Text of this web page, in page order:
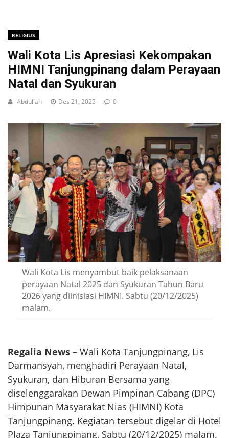
RELIGIUS
Wali Kota Lis Apresiasi Kekompakan
HIMNI Tanjungpinang dalam Perayaan
Natal dan Syukuran
Abdullah Des 21, 2025 0
Wali Kota Lis menyambut baik pelaksanaan
perayaan Natal 2025 dan Syukuran Tahun Baru
2026 yang diinisiasi HIMNI. Sabtu (20/12/2025)
malam.
Regalia News – Wali Kota Tanjungpinang, Lis
Darmansyah, menghadiri Perayaan Natal,
Syukuran, dan Hiburan Bersama yang
diselenggarakan Dewan Pimpinan Cabang (DPC)
Himpunan Masyarakat Nias (HIMNI) Kota
Tanjungpinang. Kegiatan tersebut digelar di Hotel
Plaza Tanjungpinang, Sabtu (20/12/2025) malam.